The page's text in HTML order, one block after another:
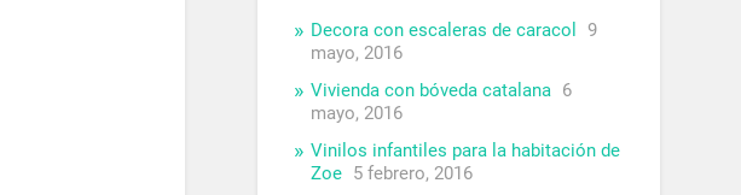
Decora con escaleras de caracol
9
mayo, 2016
Vivienda con bóveda catalana 6
mayo, 2016
Vinilos infantiles para la habitación de
Zoe 5 febrero, 2016